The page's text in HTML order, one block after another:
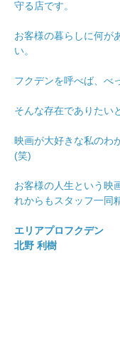
守る店です。
お客様の暮らしに何が
い。
フクデンを呼べば、べ
そんな存在でありたい
映画が大好きな私のわ
(笑)
お客様の人生という映
れからもスタッフ一同
エリアプロフクデン
北野 利樹